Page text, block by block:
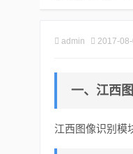
admin 2017-
一、江西
江西图像识别模